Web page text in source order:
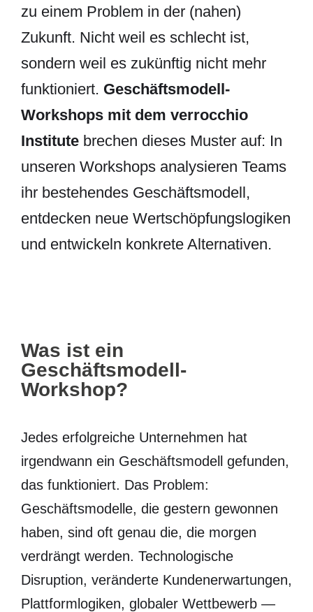
zu einem Problem in der (nahen)
Zukunft. Nicht weil es schlecht ist,
sondern weil es zukünftig nicht mehr
funktioniert. Geschäftsmodell-
Workshops mit dem verrocchio
Institute brechen dieses Muster auf: In
unseren Workshops analysieren Teams
ihr bestehendes Geschäftsmodell,
entdecken neue Wertschöpfungslogiken
und entwickeln konkrete Alternativen.
Was ist ein
Geschäftsmodell-
Workshop?
Jedes erfolgreiche Unternehmen hat
irgendwann ein Geschäftsmodell gefunden,
das funktioniert. Das Problem:
Geschäftsmodelle, die gestern gewonnen
haben, sind oft genau die, die morgen
verdrängt werden. Technologische
Disruption, veränderte Kundenerwartungen,
Plattformlogiken, globaler Wettbewerb —